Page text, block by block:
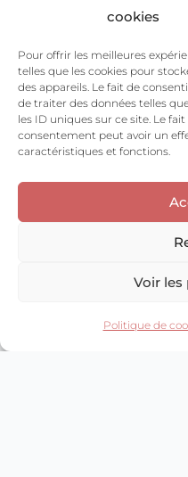
cookies
Pour offrir les meilleures
telles que les cookies pour
des appareils. Le fait de
de traiter des données telles
les ID uniques sur ce site. Le
consentement peut avoir un
caractéristiques et fonctions.
Voir les
Politique de
arnaud-menard.com
sur un support
l’hypothèse du rachat
à le proprietaire du site
la transmission des
obligation de
données vis à vis de
. Les
relative à la protection